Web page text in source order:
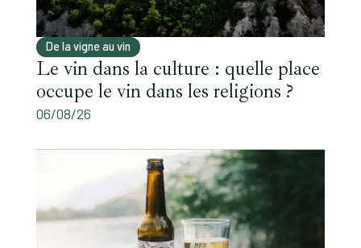
De la vigne au vin
Le vin dans la culture : quelle place
occupe le vin dans les religions ?
06/08/26